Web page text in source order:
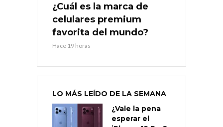
¿Cuál es la marca de
celulares premium
favorita del mundo?
Hace 19 horas
LO MÁS LEÍDO DE LA SEMANA
¿Vale la pena
esperar el